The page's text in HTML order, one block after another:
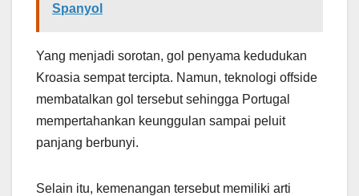
Spanyol
Yang menjadi sorotan, gol penyama kedudukan
Kroasia sempat tercipta. Namun, teknologi offside
membatalkan gol tersebut sehingga Portugal
mempertahankan keunggulan sampai peluit
panjang berbunyi.
Selain itu, kemenangan tersebut memiliki arti